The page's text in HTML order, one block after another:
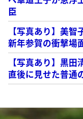
臣
【写真あり】美
新年参賀の衝撃場
【写真あり】黒
直後に見せた普通